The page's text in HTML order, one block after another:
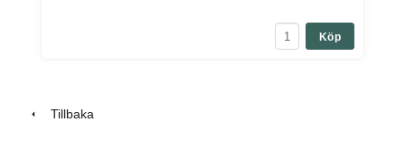
Köp
Tillbaka